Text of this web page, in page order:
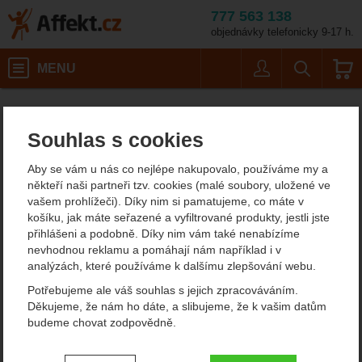
Souhlas s cookies
Aby se vám u nás co nejlépe nakupovalo, používáme my a
někteří naši partneři tzv. cookies (malé soubory, uložené ve
vašem prohlížeči). Díky nim si pamatujeme, co máte v
košíku, jak máte seřazené a vyfiltrované produkty, jestli jste
přihlášeni a podobně. Díky nim vám také nenabízíme
nevhodnou reklamu a pomáhají nám například i v
analýzách, které používáme k dalšímu zlepšování webu.
Potřebujeme ale váš souhlas s jejich zpracováváním.
Děkujeme, že nám ho dáte, a slibujeme, že k vašim datům
budeme chovat zodpovědně.
Nastavení souhlasů s kategoriemi
777 563 138
objednávky telefonicky 9-17 h.
MENU
Cold Steel Magnum Tanto XII San
Cold Steel Magnum Tanto
XII San Mai VG-10 nůž s
pevnou čepelí
Fotografie